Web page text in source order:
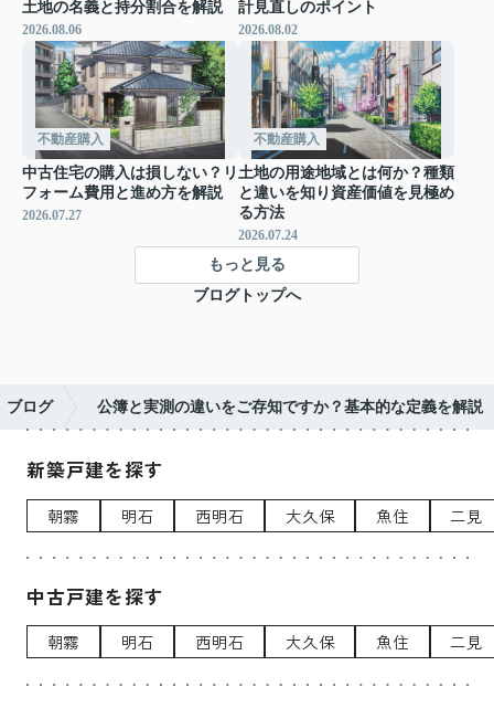
土地の名義と持分割合を解説
2026.08.06
計見直しのポイント
2026.08.02
不動産購入
中古住宅の購入は損しない？リ
フォーム費用と進め方を解説
2026.07.27
不動産購入
土地の用途地域とは何か？種類
と違いを知り資産価値を見極め
る方法
2026.07.24
もっと見る
ブログトップへ
ブログ 公簿と実測の違いをご存知ですか？基本的な定義を解説
新築戸建を探す
朝霧 明石 西明石 大久保 魚住 二見
中古戸建を探す
朝霧 明石 西明石 大久保 魚住 二見